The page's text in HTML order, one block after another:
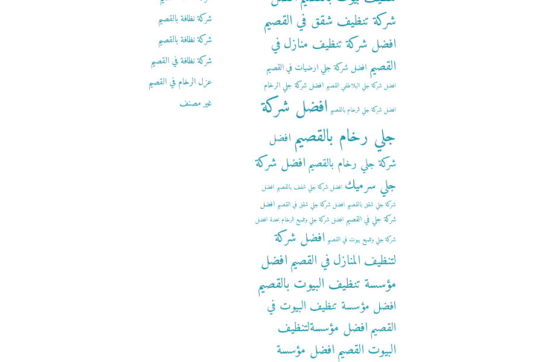
شركة نظافة بالقصيم
شركة نظافة بالقصيم
شركة نظافة في القصيم
عزل الرخام في القصيم
غير مصنف
شركة تنظيف شقق في القصيم
افضل شركة تنظيف منازل في
القصيم افضل شركة جلي ارضيات في القصيم
افضل شركة جلي البلاطفي القصيم افضل شركة جلي الرخام
افضل شركة جلي الرخام بالقصيم افضل شركة
جلي رخام بالقصيم افضل
شركة جلي رخام بالقصيمافضل شركة
جلي سرميك افضل شركة جلي شفف بالقصيم افضل
شركة جلي شقق بالقصيم افضل شركة جلي شقق في القصيم افضل
شركة جلي في القصيم افضل شركة جلي وتلميع الرخام بحدة افضل
شركة جلي وتلميع بيوت في القصيم افضل شركة
لتنظيف المنازل في القصيمافضل
مؤسسة تنظيف البيوت بالقصيم
افضل مؤسسة تنظيف البيوت في
القصيمافضل مؤسسةلتنظيف
البيوت القصيمافضل مؤسسة